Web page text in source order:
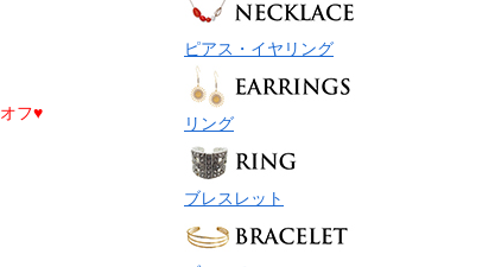
オフ♥︎
ピアス・イヤリング
リング
ブレスレット